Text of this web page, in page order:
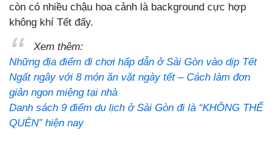
còn có nhiều chậu hoa cảnh là background cực hợp
không khí Tết đấy.
Xem thêm:
Những địa điểm đi chơi hấp dẫn ở Sài Gòn vào dịp Tết
Ngất ngây với 8 món ăn vặt ngày tết – Cách làm đơn
giản ngon miệng tại nhà
Danh sách 9 điểm du lịch ở Sài Gòn đi là “KHÔNG THỂ
QUÊN” hiện nay